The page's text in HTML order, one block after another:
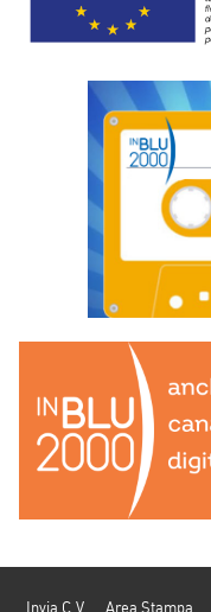
Invia C.V. Area Stampa